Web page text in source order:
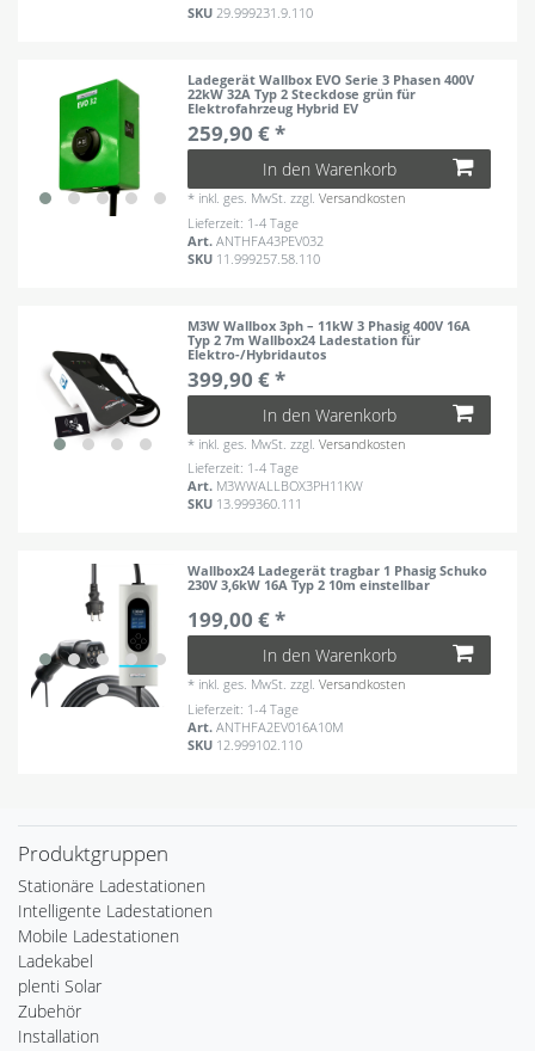
SKU29.999231.9.110
Ladegerät Wallbox EVO Serie 3 Phasen 400V
22kW 32A Typ 2 Steckdose grün für
Elektrofahrzeug Hybrid EV
259,90 € *
In den Warenkorb
* inkl. ges. MwSt. zzgl.Versandkosten
Lieferzeit: 1-4 Tage
Art.ANTHFA43PEV032
SKU 11.999257.58.110
M3W Wallbox 3ph – 11kW 3 Phasig 400V 16A
Typ 2 7m Wallbox24 Ladestation für
Elektro-/Hybridautos
399,90 € *
In den Warenkorb
* inkl. ges. MwSt. zzgl.Versandkosten
Lieferzeit: 1-4 Tage
Art. M3WWALLBOX3PH11KW
SKU 13.999360.111
Wallbox24 Ladegerät tragbar 1 Phasig Schuko
230V 3,6kW 16A Typ 2 10m einstellbar
199,00 € *
In den Warenkorb
* inkl. ges. MwSt. zzgl.Versandkosten
Lieferzeit: 1-4 Tage
Art.ANTHFA2EV016A10M
SKU 12.999102.110
Produktgruppen
Stationäre Ladestationen
Intelligente Ladestationen
Mobile Ladestationen
Ladekabel
plenti Solar
Zubehör
Installation